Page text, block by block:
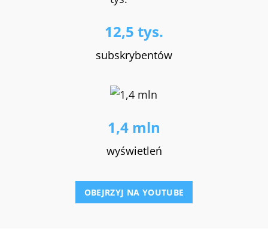
12,5 tys.
subskrybentów
1,4 mln
wyświetleń
OBEJRZYJ NA YOUTUBE